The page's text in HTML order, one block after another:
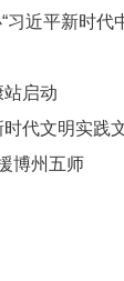
近平新时代
启动
代文明实践
博州五师